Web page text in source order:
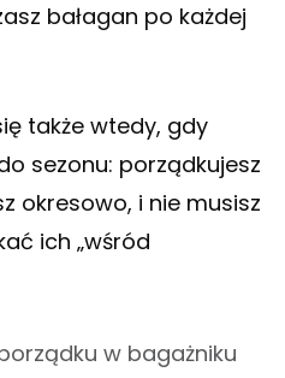
bałagan po każdej
także wtedy, gdy
sezonu: porządkujesz
okresowo, i nie musisz
ich „wśród
w bagażniku